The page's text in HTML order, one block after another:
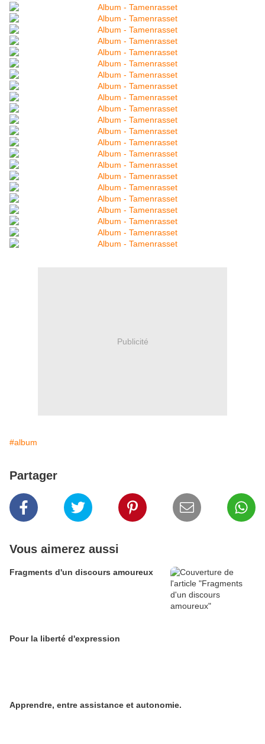
Publicité
#album
Partager
Vous aimerez aussi
Fragments d'un discours amoureux
Pour la liberté d'expression
Apprendre, entre assistance et autonomie.